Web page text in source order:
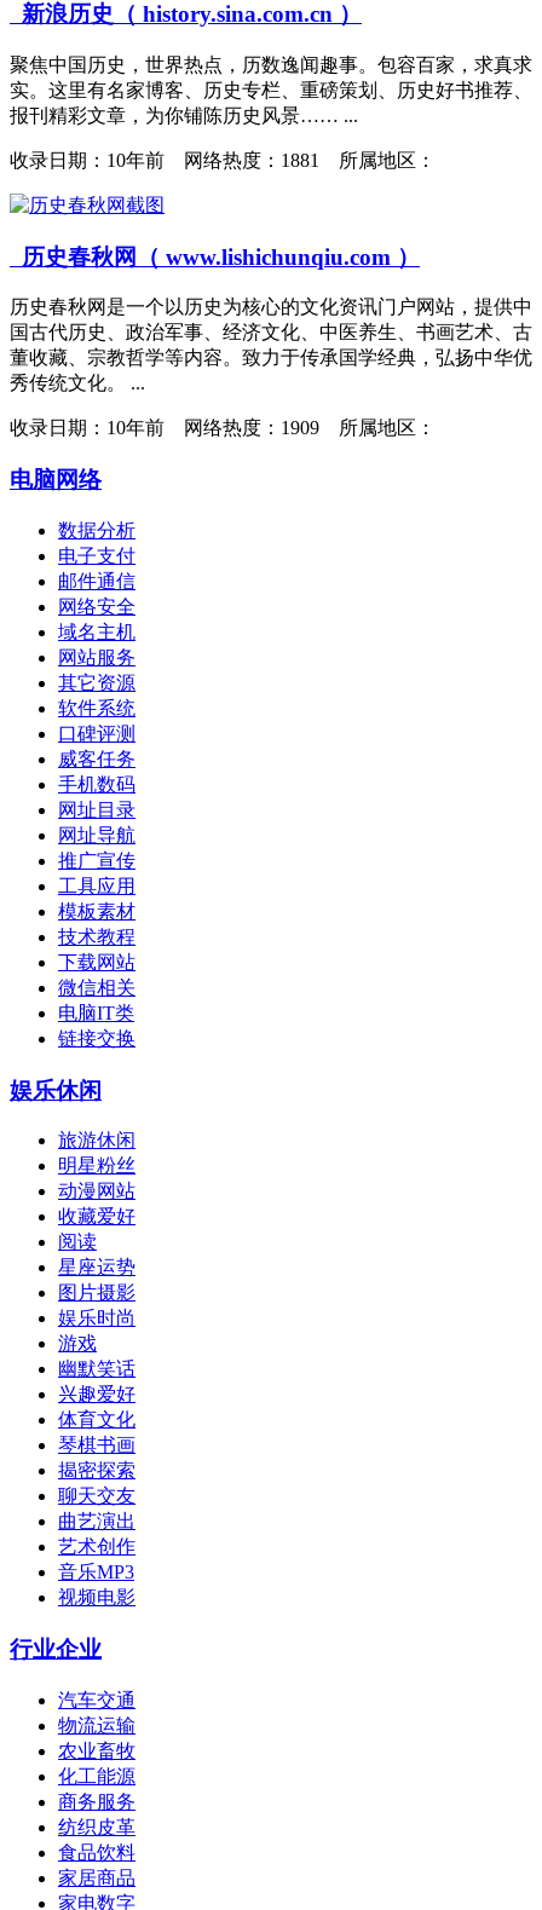
新浪历史（ history.sina.com.cn ）
聚焦中国历史，世界热点，历数逸闻趣事。包容百家，求真求
实。这里有名家博客、历史专栏、重磅策划、历史好书推荐、
报刊精彩文章，为你铺陈历史风景…… ...
收录日期： 10年前 网络热度：1881 所属地区：
历史春秋网（ www.lishichunqiu.com ）
历史春秋网是一个以历史为核心的文化资讯门户网站，提供中
国古代历史、政治军事、经济文化、中医养生、书画艺术、古
董收藏、宗教哲学等内容。致力于传承国学经典，弘扬中华优
秀传统文化。 ...
收录日期： 10年前 网络热度：1909 所属地区：
电脑网络
数据分析
电子支付
邮件通信
网络安全
域名主机
网站服务
其它资源
软件系统
口碑评测
威客任务
手机数码
网址目录
网址导航
推广宣传
工具应用
模板素材
技术教程
下载网站
微信相关
电脑IT类
链接交换
娱乐休闲
旅游休闲
明星粉丝
动漫网站
收藏爱好
阅读
星座运势
图片摄影
娱乐时尚
游戏
幽默笑话
兴趣爱好
体育文化
琴棋书画
揭密探索
聊天交友
曲艺演出
艺术创作
音乐MP3
视频电影
行业企业
汽车交通
物流运输
农业畜牧
化工能源
商务服务
纺织皮革
食品饮料
家居商品
家电数字